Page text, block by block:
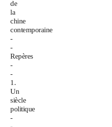
de
la
chine
contemporaine
-
-
Repères
-
-
1.
Un
siècle
politique
-